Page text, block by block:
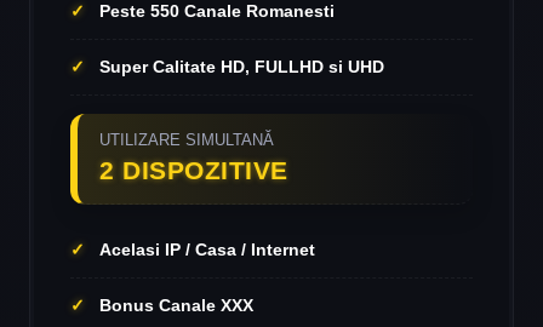
Peste 550 Canale Romanesti
Super Calitate HD, FULLHD si UHD
UTILIZARE SIMULTANĂ
2 DISPOZITIVE
Acelasi IP / Casa / Internet
Bonus Canale XXX